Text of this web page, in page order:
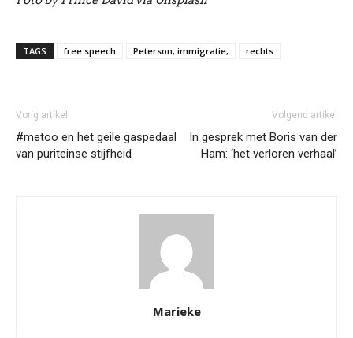
TAGS free speech Peterson; immigratie; rechts
Vorig artikel
#metoo en het geile gaspedaal
van puriteinse stijfheid
Volgend artikel
In gesprek met Boris van der
Ham: ‘het verloren verhaal’
Marieke